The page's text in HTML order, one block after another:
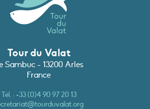
Tour du Valat
Sambuc - 13200 Arles
France
Tél. :+33 (0)4 90 97 20 13